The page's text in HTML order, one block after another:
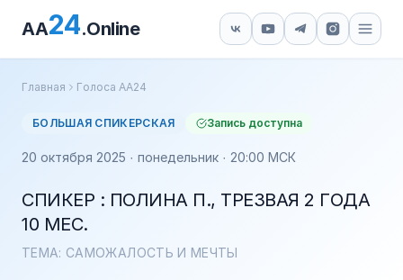
AA24.Online
Главная Голоса АА24
БОЛЬШАЯ СПИКЕРСКАЯ Запись доступна
20 октября 2025 · понедельник · 20:00 МСК
СПИКЕР : ПОЛИНА П., ТРЕЗВАЯ 2 ГОДА
10 МЕС.
ТЕМА: САМОЖАЛОСТЬ И МЕЧТЫ